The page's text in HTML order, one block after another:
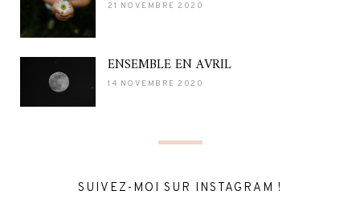
21 NOVEMBRE 2020
ENSEMBLE EN AVRIL
14 NOVEMBRE 2020
SUIVEZ-MOI SUR INSTAGRAM !